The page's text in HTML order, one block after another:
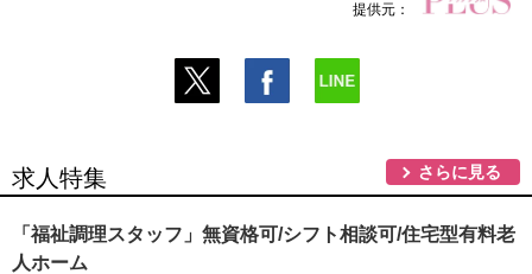
提供元：
求人特集 さらに見る
「福祉調理スタッフ」無資格可/シフト相談可/住宅型有料老
人ホーム